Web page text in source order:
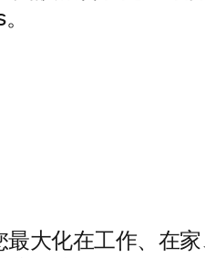
大化在工作、在